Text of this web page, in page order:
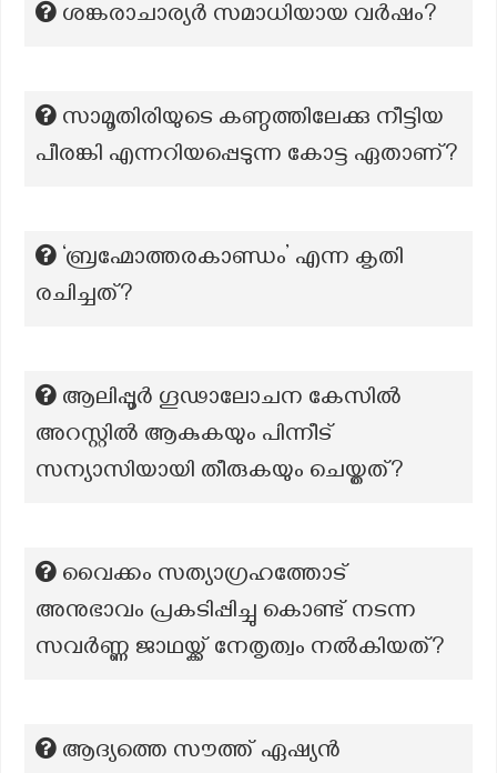
ശങ്കരാചാര്യർ സമാധിയായ വർഷം?
സാമൂതിരിയുടെ കണ്ഠത്തിലേക്കു നീട്ടിയ
പീരങ്കി എന്നറിയപ്പെടുന്ന കോട്ട ഏതാണ്?
‘ബ്രഹ്മോത്തരകാണ്ഡം’ എന്ന കൃതി
രചിച്ചത്?
ആലിപ്പൂർ ഗൂഢാലോചന കേസിൽ
അറസ്റ്റിൽ ആകുകയും പിന്നീട്
സന്യാസിയായി തീരുകയും ചെയ്തത്?
വൈക്കം സത്യാഗ്രഹത്തോട്
അനുഭാവം പ്രകടിപ്പിച്ചു കൊണ്ട് നടന്ന
സവർണ്ണ ജാഥയ്ക്ക് നേതൃത്വം നൽകിയത്?
ആദ്യത്തെ സൗത്ത് ഏഷ്യൻ